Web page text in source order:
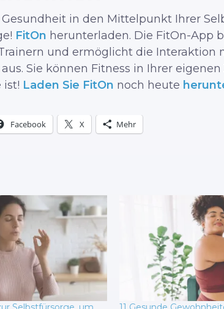
Gesundheit in den Mittelpunkt Ihrer
FitOn herunterladen. Die FitOn-App
und ermöglicht die Interaktion
Sie können Fitness in Ihrer
ist! Laden Sie FitOn noch heute
Facebook X Mehr